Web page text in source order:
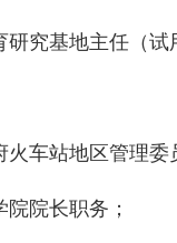
究基地主任（试
车站地区管理委
院长职务；